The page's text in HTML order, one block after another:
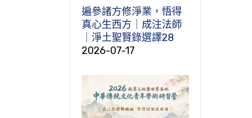
遍參諸方修淨業，悟得
真心生西方｜成注法師
｜淨土聖賢錄選譯28
2026-07-17